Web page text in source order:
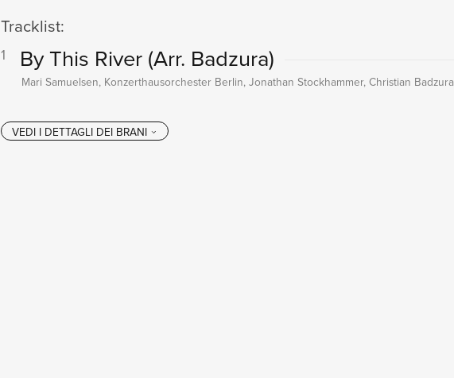
Tracklist:
1 By This River (Arr. Badzura)
Mari Samuelsen, Konzerthausorchester Berlin, Jonathan Stockhammer, Christian Badzura